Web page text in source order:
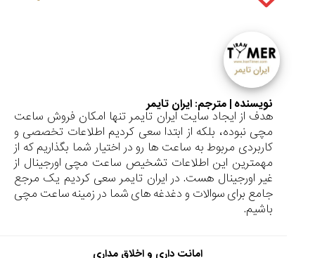
نویسنده | مترجم: ایران تایمر
هدف از ایجاد سایت ایران تایمر تنها امکان فروش ساعت
مچی نبوده، بلکه از ابتدا سعی کردیم اطلاعات تخصصی و
کاربردی مربوط به ساعت ها رو در اختیار شما بگذاریم که از
مهمترین این اطلاعات تشخیص ساعت مچی اورجینال از
غیر اورجینال هست. در ایران تایمر سعی کردیم یک مرجع
جامع برای سوالات و دغدغه های شما در زمینه ساعت مچی
باشیم.
امانت داری و اخلاق مداری